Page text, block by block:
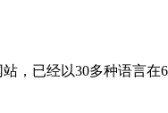
，已经以30多种语言